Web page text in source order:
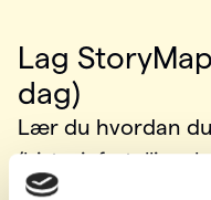
Lag
dag)
Lær du hvordan
formidle